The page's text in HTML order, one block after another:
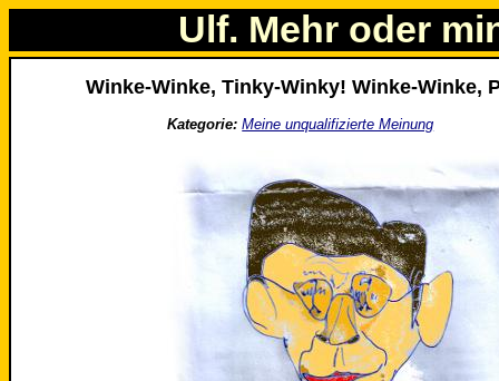
Ulf. Mehr oder
Winke-Winke, Tinky-Winky! Winke-Winke,
Kategorie: Meine unqualifizierte Meinung